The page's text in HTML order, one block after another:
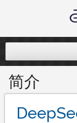
内
记
简介